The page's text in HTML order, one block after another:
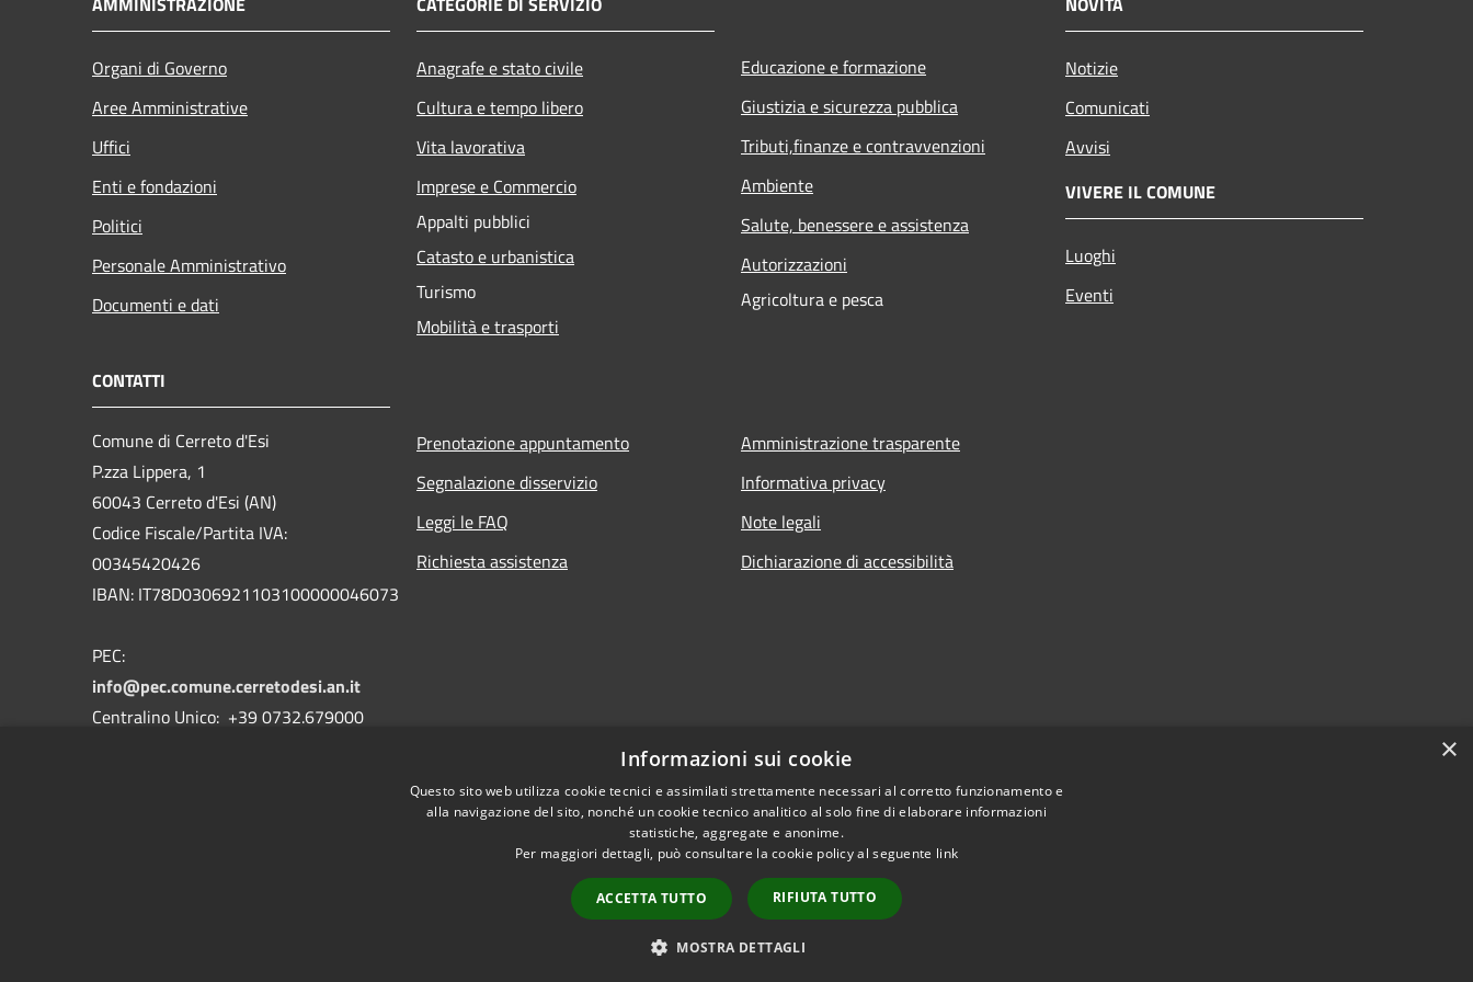
Organi di Governo
Aree Amministrative
Uffici
Enti e fondazioni
Politici
Personale Amministrativo
Documenti e dati
Anagrafe e stato civile
Cultura e tempo libero
Vita lavorativa
Imprese e Commercio
Appalti pubblici
Catasto e urbanistica
Turismo
Mobilità e trasporti
Educazione e formazione
Giustizia e sicurezza pubblica
Tributi,finanze e contravvenzioni
Ambiente
Salute, benessere e assistenza
Autorizzazioni
Agricoltura e pesca
Notizie
Comunicati
Avvisi
VIVERE IL COMUNE
Luoghi
Eventi
CONTATTI
Comune di Cerreto d'Esi
P.zza Lippera, 1
60043 Cerreto d'Esi (AN)
Codice Fiscale/Partita IVA:
00345420426
IBAN: IT78D0306921103100000046073
PEC:
info@pec.comune.cerretodesi.an.it
Centralino Unico: +39 0732.679000
Prenotazione appuntamento
Segnalazione disservizio
Leggi le FAQ
Richiesta assistenza
Amministrazione trasparente
Informativa privacy
Note legali
Dichiarazione di accessibilità
Intranet Extranet Copyright © 2026 • Comune di Cerreto d'Esi • Powered by
×
Informazioni sui cookie
Questo sito web utilizza cookie tecnici e assimilati strettamente necessari al corretto funzionamento e
alla navigazione del sito, nonché un cookie tecnico analitico al solo fine di elaborare informazioni
statistiche, aggregate e anonime.
Per maggiori dettagli, può consultare la cookie policy al seguente link
ACCETTA TUTTO RIFIUTA TUTTO
MOSTRA DETTAGLI